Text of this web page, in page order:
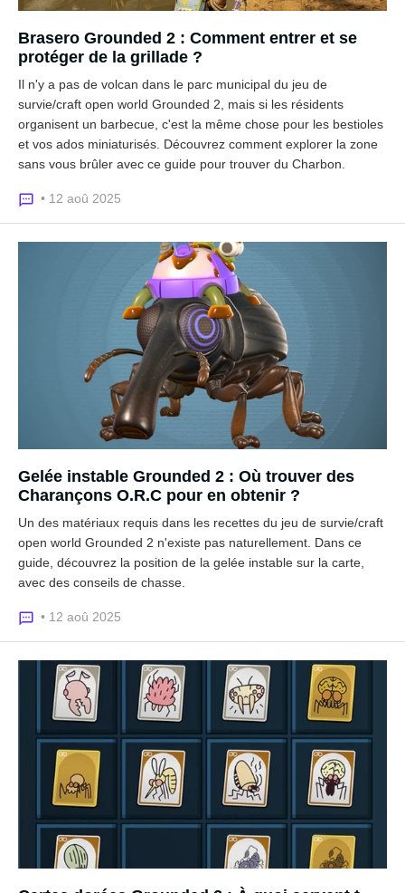
Brasero Grounded 2 : Comment entrer et se
protéger de la grillade ?
Il n'y a pas de volcan dans le parc municipal du jeu de
survie/craft open world Grounded 2, mais si les résidents
organisent un barbecue, c'est la même chose pour les bestioles
et vos ados miniaturisés. Découvrez comment explorer la zone
sans vous brûler avec ce guide pour trouver du Charbon.
• 12 aoû 2025
Gelée instable Grounded 2 : Où trouver des
Charançons O.R.C pour en obtenir ?
Un des matériaux requis dans les recettes du jeu de survie/craft
open world Grounded 2 n'existe pas naturellement. Dans ce
guide, découvrez la position de la gelée instable sur la carte,
avec des conseils de chasse.
• 12 aoû 2025